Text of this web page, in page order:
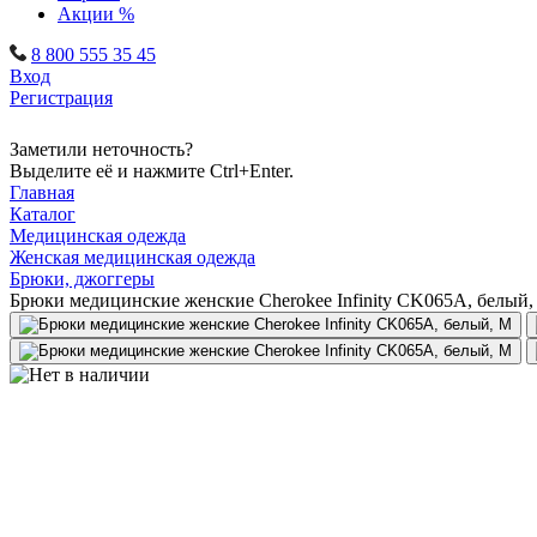
Акции %
8 800 555 35 45
Вход
Регистрация
Заметили неточность?
Выделите её и нажмите Ctrl+Enter.
Главная
Каталог
Медицинская одежда
Женская медицинская одежда
Брюки, джоггеры
Брюки медицинские женские Cherokee Infinity CK065A,